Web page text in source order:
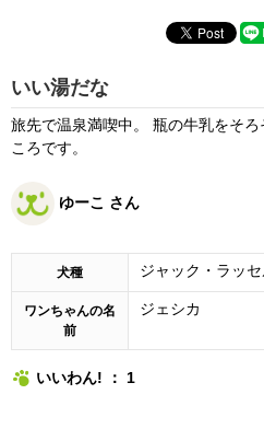
いい湯だな
旅先で温泉満喫中。 瓶の牛乳をそ
ころです。
ゆーこ さん
犬種 ジャック・ラッ
ワンちゃんの名
前
ジェシカ
いいわん! ： 1